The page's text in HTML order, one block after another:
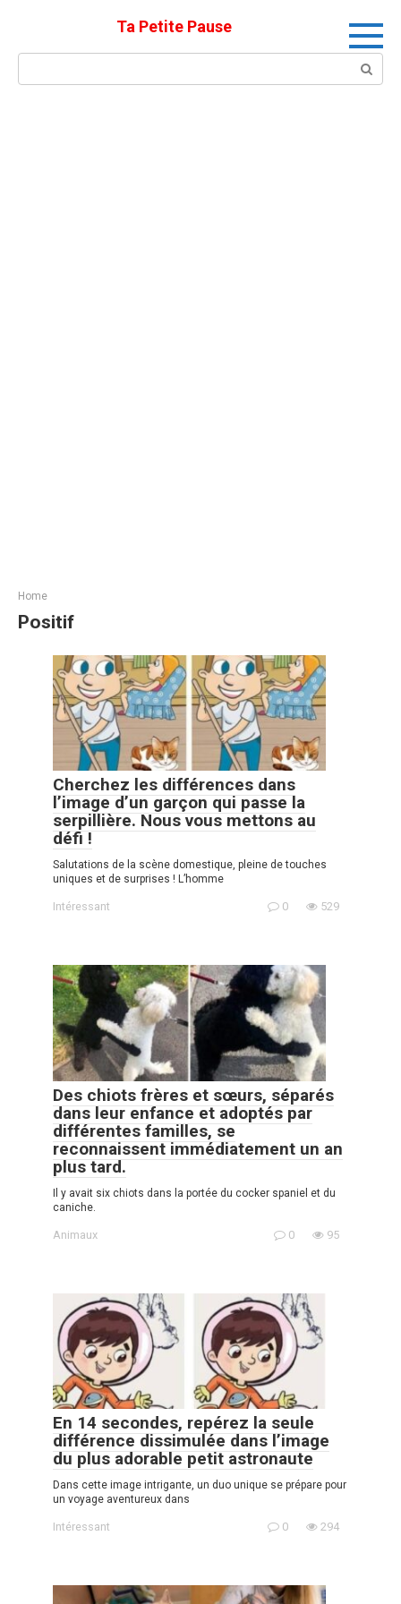
Ta Petite Pause
Search:
Home
Positif
Cherchez les différences dans
l’image d’un garçon qui passe la
serpillière. Nous vous mettons au
défi !
Salutations de la scène domestique, pleine de touches
uniques et de surprises ! L’homme
Intéressant 0 529
Des chiots frères et sœurs, séparés
dans leur enfance et adoptés par
différentes familles, se
reconnaissent immédiatement un an
plus tard.
Il y avait six chiots dans la portée du cocker spaniel et du
caniche.
Animaux 0 95
En 14 secondes, repérez la seule
différence dissimulée dans l’image
du plus adorable petit astronaute
Dans cette image intrigante, un duo unique se prépare pour
un voyage aventureux dans
Intéressant 0 294